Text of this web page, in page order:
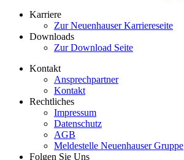
Karriere
Zur Neuenhauser Karriereseite
Downloads
Zur Download Seite
Kontakt
Ansprechpartner
Kontakt
Rechtliches
Impressum
Datenschutz
AGB
Meldestelle Neuenhauser Gruppe
Folgen Sie Uns